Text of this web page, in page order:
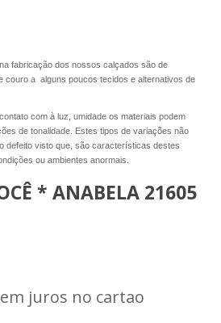
fabricação dos nossos calçados são de
couro a alguns poucos tecidos e alternativos de
com à luz, umidade os materiais podem
de tonalidade. Estes tipos de variações não
defeito visto que, são características destes
ou ambientes anormais.
* ANABELA 21605
juros no cartao